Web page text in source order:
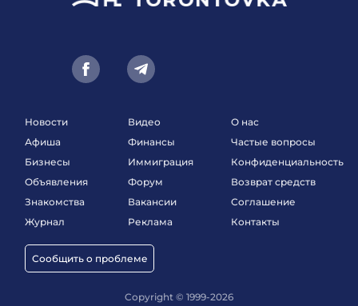
Новости
Афиша
Бизнесы
Объявления
Знакомства
Журнал
Сообщить о проблеме
Видео
Финансы
Иммиграция
Форум
Вакансии
Реклама
О нас
Частые вопросы
Конфиденциальность
Возврат средств
Соглашение
Контакты
Copyright © 1999-2026